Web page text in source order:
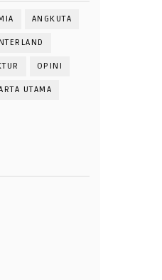
ANGKUTA
OPINI
UTAMA